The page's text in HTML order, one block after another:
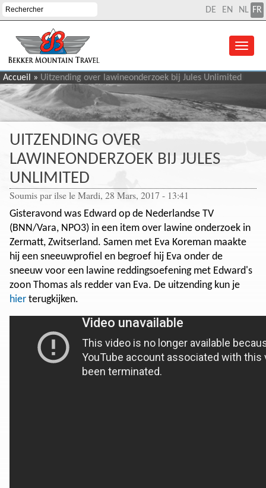
DE EN FR
NL
Accueil » Uitzending over lawineonderzoek bij Jules Unlimited
UITZENDING OVER
LAWINEONDERZOEK BIJ JULES
UNLIMITED
Soumis parilsele Mardi, 28 Mars, 2017 - 13:41
Gisteravond was Edward op de Nederlandse TV
(BNN/Vara, NPO3) in een item over lawine onderzoek in
Zermatt, Zwitserland. Samen met Eva Koreman maakte
hij een sneeuwprofiel en begroef hij Eva onder de
sneeuw voor een lawine reddingsoefening met Edward's
zoon Thomas als redder van Eva. De uitzending kun je
hier terugkijken.